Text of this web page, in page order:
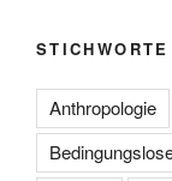
STICHWORTE
Anthropologie